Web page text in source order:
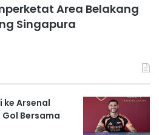
Area Belakang
Singapura
ke Arsenal
Gol Bersama